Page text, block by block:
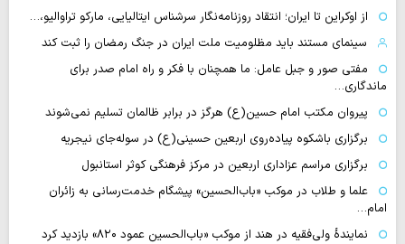
از اوکراین تا ایران؛ انتقاد روزنامه‌نگار سرشناس ایتالیایی، مارکو تراوالیو،…
سینمای مستند باید مظلومیت ملت ایران در جنگ رمضان را ثبت کند
مفتی صور و جبل عامل: ما همچنان با فکر و راه امام صدر برای
ماندگاری…
پیروان مکتب امام حسین(ع) هرگز در برابر ظالمان تسلیم نمی‌شوند
برگزاری باشکوه پیاده‌روی اربعین حسینی(ع) در سوله‌جای نیجریه
برگزاری مراسم عزاداری اربعین در مرکز فرهنگی کوثر استانبول
علما و طلاب در موکب «باب‌الحسین» پیشگام خدمت‌رسانی به زائران
امام…
نمایندهٔ ولی‌فقیه در هند از موکب «باب‌الحسین عمود ۸۲۰» بازدید کرد